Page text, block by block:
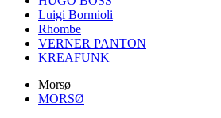
Luigi Bormioli
Rhombe
VERNER PANTON
KREAFUNK
Morsø
MORSØ